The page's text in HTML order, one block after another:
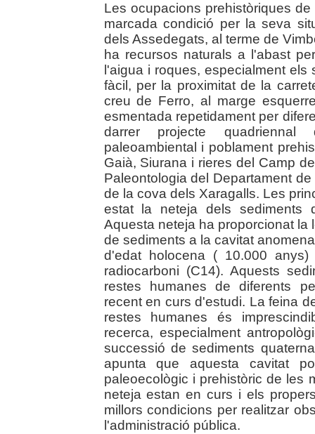
Les ocupacions prehistòriques
marcada condició per la seva
dels Assedegats, al terme de
ha recursos naturals a l'abast
l'aigua i roques, especialment
fàcil, per la proximitat de la
creu de Ferro, al marge
esmentada repetidament per
darrer projecte quadriennal
paleoambiental i poblament
Gaià, Siurana i rieres del Camp
Paleontologia del Departament
de la cova dels Xaragalls. Les
estat la neteja dels sediments
Aquesta neteja ha proporcionat
de sediments a la cavitat
d'edat holocena ( 10.000 anys)
radiocarboni (C14). Aquests
restes humanes de diferents
recent en curs d'estudi. La feina
restes humanes és
recerca, especialment
successió de sediments
apunta que aquesta cavitat
paleoecològic i prehistòric de les
neteja estan en curs i els
millors condicions per realitzar
l'administració pública.